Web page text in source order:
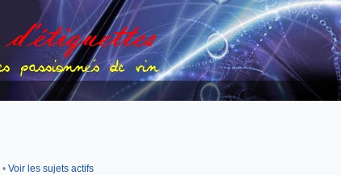
• Voir les sujets actifs